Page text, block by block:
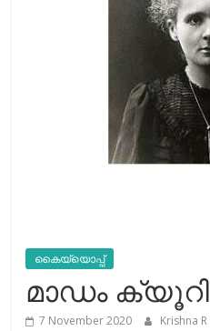
കൈയ്യൊപ്പ്
മാഡം ക്യൂറി
7 November 2020 Krishna R